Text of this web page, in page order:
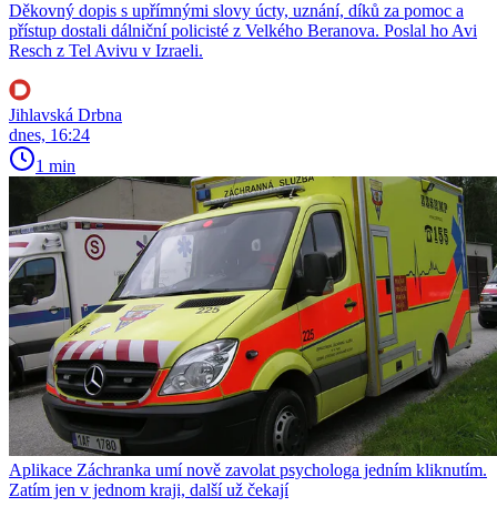
Děkovný dopis s upřímnými slovy úcty, uznání, díků za pomoc a
přístup dostali dálniční policisté z Velkého Beranova. Poslal ho Avi
Resch z Tel Avivu v Izraeli.
Jihlavská Drbna
dnes, 16:24
1 min
Aplikace Záchranka umí nově zavolat psychologa jedním kliknutím.
Zatím jen v jednom kraji, další už čekají